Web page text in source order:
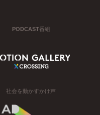
PODCAST番組
社会を動かすかけ声